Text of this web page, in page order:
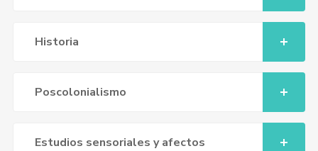
Historia
Poscolonialismo
Estudios sensoriales y afectos